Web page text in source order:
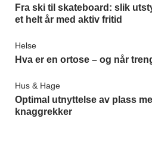
Fra ski til skateboard: slik
et helt år med aktiv fritid
Helse
Hva er en ortose – og når
Hus & Hage
Optimal utnyttelse av plass
knaggrekker